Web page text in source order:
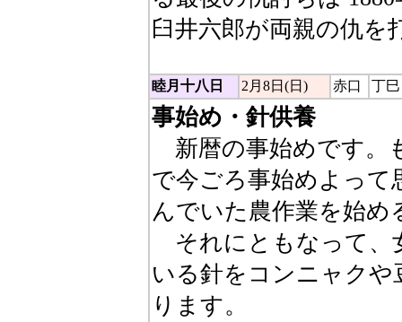
臼井六郎が両親の仇を
睦月十八日 2月8日(日) 赤口 丁巳
事始め・針供養
新暦の事始めです。
で今ごろ事始めよって
んでいた農作業を始
それにともなって、
いる針をコンニャク
ります。